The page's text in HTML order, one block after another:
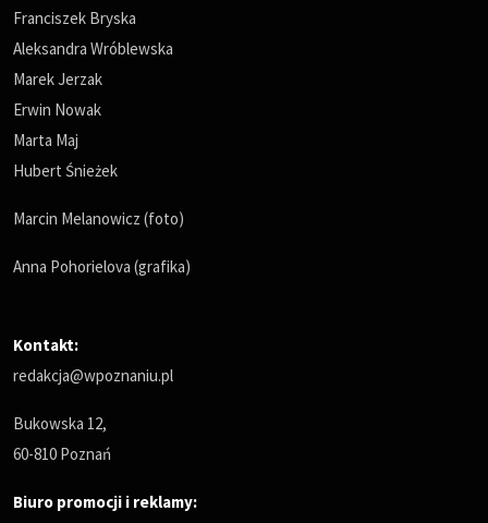
Franciszek Bryska
Aleksandra Wróblewska
Marek Jerzak
Erwin Nowak
Marta Maj
Hubert Śnieżek
Marcin Melanowicz (foto)
Anna Pohorielova (grafika)
Kontakt:
redakcja@wpoznaniu.pl
Bukowska 12,
60-810 Poznań
Biuro promocji i reklamy: